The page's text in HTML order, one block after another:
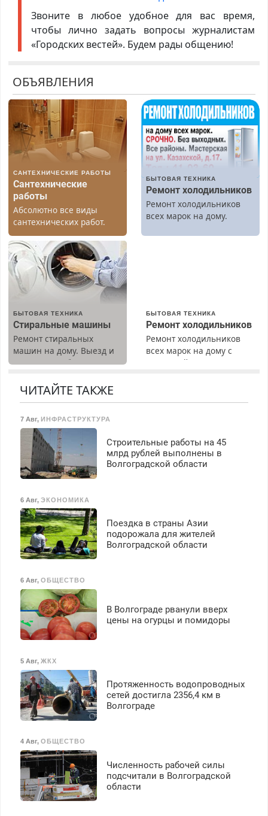
Звоните в любое удобное для вас время,
чтобы лично задать вопросы журналистам
«Городских вестей». Будем рады общению!
ОБЪЯВЛЕНИЯ
САНТЕХНИЧЕСКИЕ РАБОТЫ
Сантехнические
работы
Абсолютно все виды
сантехнических работ.
Быстро. Качественно.
Недорого.
БЫТОВАЯ ТЕХНИКА
Ремонт холодильников
Ремонт холодильников
всех марок на дому.
БЫТОВАЯ ТЕХНИКА
Стиральные машины
Ремонт стиральных
машин на дому. Выезд и
диагностика бесплатно.
БЫТОВАЯ ТЕХНИКА
Ремонт холодильников
Ремонт холодильников
всех марок на дому с
гарантией. Замена
ЧИТАЙТЕ ТАКЖЕ
7 Авг, ИНФРАСТРУКТУРА
Строительные работы на 45
млрд рублей выполнены в
Волгоградской области
6 Авг, ЭКОНОМИКА
Поездка в страны Азии
подорожала для жителей
Волгоградской области
6 Авг, ОБЩЕСТВО
В Волгограде рванули вверх
цены на огурцы и помидоры
5 Авг, ЖКХ
Протяженность водопроводных
сетей достигла 2356,4 км в
Волгограде
4 Авг, ОБЩЕСТВО
Численность рабочей силы
подсчитали в Волгоградской
области